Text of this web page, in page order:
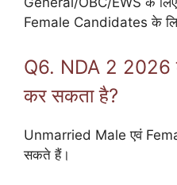
Female Candidates के
Q6. NDA 2 2026
कर सकता है?
Unmarried Male एवं
सकते हैं।